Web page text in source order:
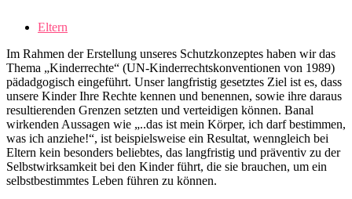
Eltern
Im Rahmen der Erstellung unseres Schutzkonzeptes haben wir das
Thema „Kinderrechte“ (UN-Kinderrechtskonventionen von 1989)
pädadgogisch eingeführt. Unser langfristig gesetztes Ziel ist es, dass
unsere Kinder Ihre Rechte kennen und benennen, sowie ihre daraus
resultierenden Grenzen setzten und verteidigen können. Banal
wirkenden Aussagen wie „..das ist mein Körper, ich darf bestimmen,
was ich anziehe!“, ist beispielsweise ein Resultat, wenngleich bei
Eltern kein besonders beliebtes, das langfristig und präventiv zu der
Selbstwirksamkeit bei den Kinder führt, die sie brauchen, um ein
selbstbestimmtes Leben führen zu können.